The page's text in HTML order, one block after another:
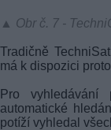
▲ Obr č. 7 -
Tradičně
má k dispozici
Pro vyhledávání
automatické
potíží vyhledal